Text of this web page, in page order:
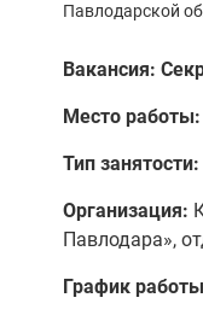
Павлодарской
Вакансия:
Место работы:
Тип занятости:
Организация:
Павлодара»,
График